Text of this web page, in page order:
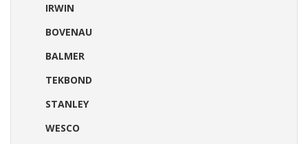
IRWIN
BOVENAU
BALMER
TEKBOND
STANLEY
WESCO